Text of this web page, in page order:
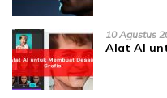
10 Agustus
Alat AI